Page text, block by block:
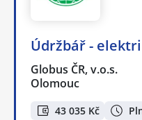
Údržbář -
Globus ČR, v.o.s.
Olomouc
43 035 Kč